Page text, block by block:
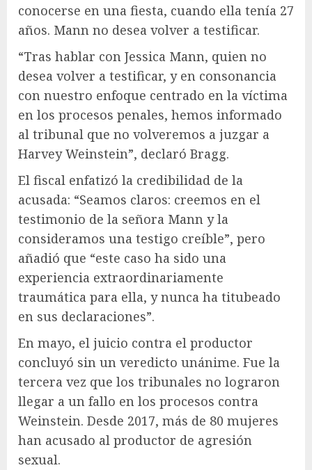
conocerse en una fiesta, cuando ella tenía 27
años. Mann no desea volver a testificar.
“Tras hablar con Jessica Mann, quien no
desea volver a testificar, y en consonancia
con nuestro enfoque centrado en la víctima
en los procesos penales, hemos informado
al tribunal que no volveremos a juzgar a
Harvey Weinstein”, declaró Bragg.
El fiscal enfatizó la credibilidad de la
acusada: “Seamos claros: creemos en el
testimonio de la señora Mann y la
consideramos una testigo creíble”, pero
añadió que “este caso ha sido una
experiencia extraordinariamente
traumática para ella, y nunca ha titubeado
en sus declaraciones”.
En mayo, el juicio contra el productor
concluyó sin un veredicto unánime. Fue la
tercera vez que los tribunales no lograron
llegar a un fallo en los procesos contra
Weinstein. Desde 2017, más de 80 mujeres
han acusado al productor de agresión
sexual.